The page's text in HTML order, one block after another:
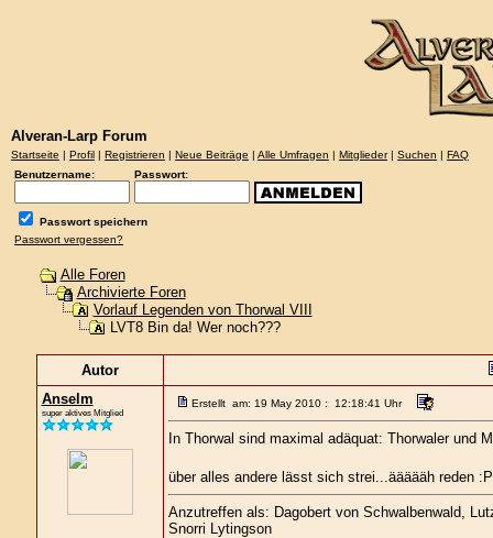
Alveran-Larp Forum
Startseite | Profil | Registrieren | Neue Beiträge | Alle Umfragen | Mitglieder| Suchen | FAQ
Benutzername:
Passwort:
Passwort speichern
Passwort vergessen?
Alle Foren
Archivierte Foren
Vorlauf Legenden von Thorwal VIII
LVT8 Bin da! Wer noch???
Autor
Anselm
super aktives Mitglied
Erstellt am: 19 May 2010 : 12:18:41 Uhr
In Thorwal sind maximal adäquat: Thorwaler und
über alles andere lässt sich strei...äääääh reden :P
Anzutreffen als: Dagobert von Schwalbenwald,
Snorri Lytingson